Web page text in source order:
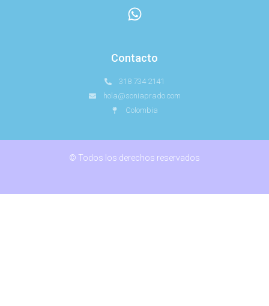
Contacto
318 734 2141
hola@soniaprado.com
Colombia
© Todos los derechos reservados